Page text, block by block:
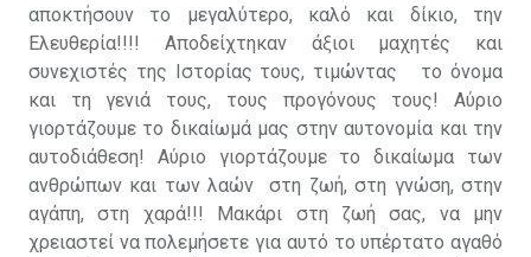
αποκτήσουν το μεγαλύτερο, καλό και δίκιο, την
Ελευθερία!!!! Αποδείχτηκαν άξιοι μαχητές και
συνεχιστές της Ιστορίας τους, τιμώντας το όνομα
και τη γενιά τους, τους προγόνους τους! Αύριο
γιορτάζουμε το δικαίωμά μας στην αυτονομία και την
αυτοδιάθεση! Αύριο γιορτάζουμε το δικαίωμα των
ανθρώπων και των λαών στη ζωή, στη γνώση, στην
αγάπη, στη χαρά!!! Μακάρι στη ζωή σας, να μην
χρειαστεί να πολεμήσετε για αυτό το υπέρτατο αγαθό